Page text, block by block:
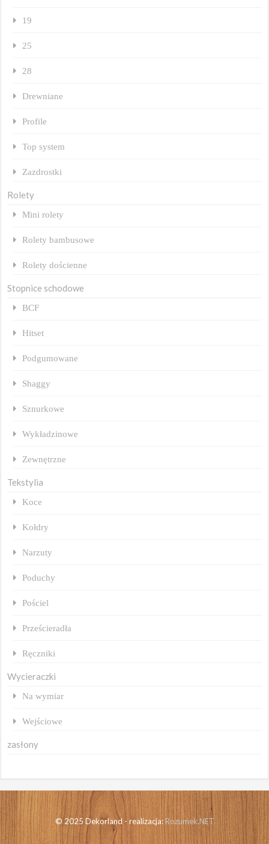
19
25
28
Drewniane
Profile
Top system
Zazdrostki
Rolety
Mini rolety
Rolety bambusowe
Rolety dościenne
Stopnice schodowe
BCF
Hitset
Podgumowane
Shaggy
Sznurkowe
Wykładzinowe
Zewnętrzne
Tekstylia
Koce
Kołdry
Narzuty
Poduchy
Pościel
Prześcieradła
Ręczniki
Wycieraczki
Na wymiar
Wejściowe
zasłony
© 2025 Dekorland - realizacja: Rozumek.NET